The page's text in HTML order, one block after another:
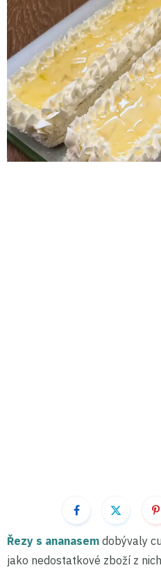
Řezy s ananasem dobývaly
jako nedostatkové zboží z